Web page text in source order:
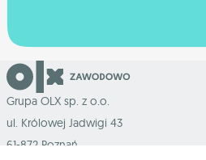
Grupa OLX sp. z o.o.
ul. Królowej Jadwigi 43
61-872 Poznań